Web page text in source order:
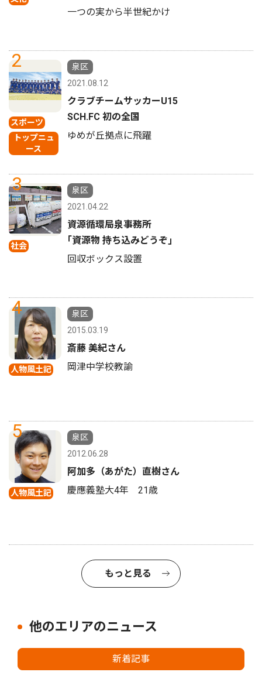
一つの実から半世紀かけ
2
スポーツ
トップニュ
ース
泉区
2021.08.12
クラブチームサッカーU15
SCH.FC 初の全国
ゆめが丘拠点に飛躍
3
社会
泉区
2021.04.22
資源循環局泉事務所
｢資源物 持ち込みどうぞ｣
回収ボックス設置
4
人物風土記
泉区
2015.03.19
斎藤 美紀さん
岡津中学校教諭
5
人物風土記
泉区
2012.06.28
阿加多（あがた）直樹さん
慶應義塾大4年 21歳
もっと見る
他のエリアのニュース
新着記事